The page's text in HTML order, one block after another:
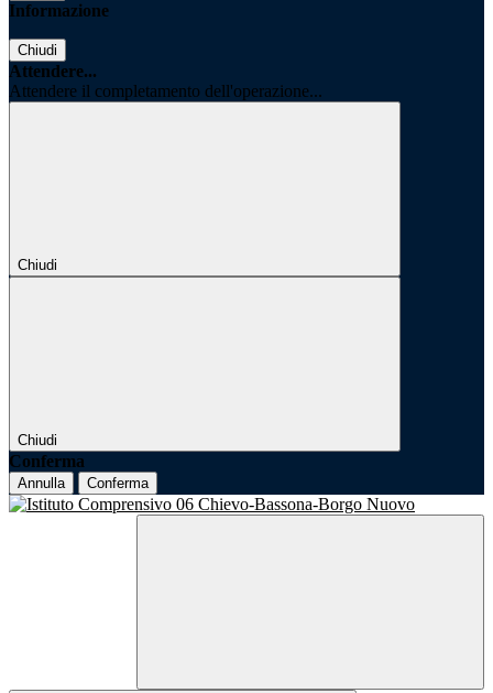
Informazione
Chiudi
Attendere...
Attendere il completamento dell'operazione...
Chiudi
Chiudi
Conferma
Annulla Conferma